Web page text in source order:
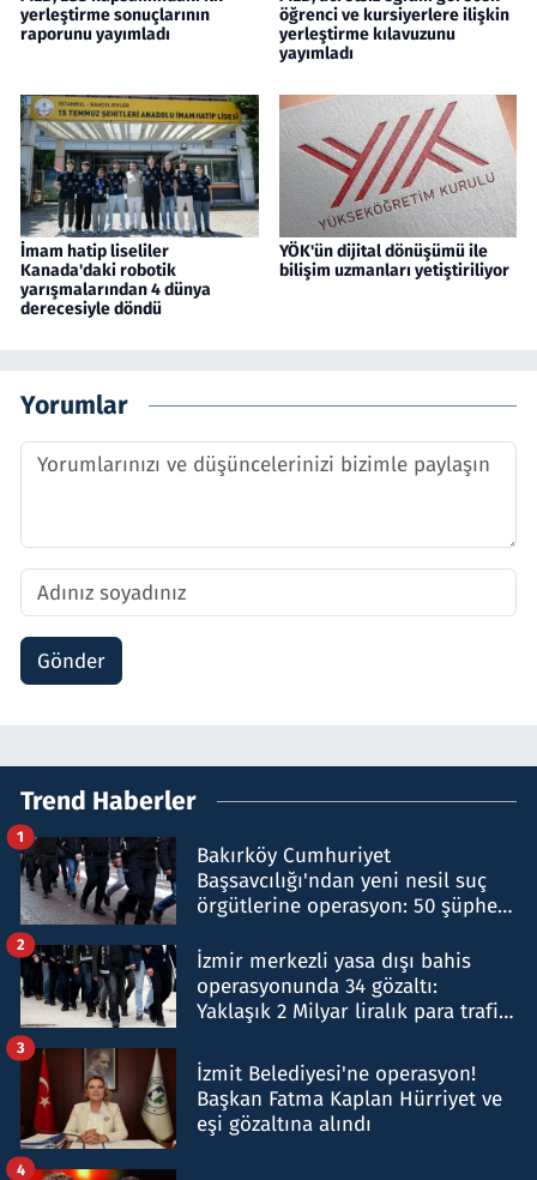
yerleştirme sonuçlarının
raporunu yayımladı
öğrenci ve kursiyerlere ilişkin
yerleştirme kılavuzunu
yayımladı
İmam hatip liseliler
Kanada'daki robotik
yarışmalarından 4 dünya
derecesiyle döndü
YÖK'ün dijital dönüşümü ile
bilişim uzmanları yetiştiriliyor
Yorumlar
Gönder
Trend Haberler
Bakırköy Cumhuriyet
Başsavcılığı'ndan yeni nesil suç
örgütlerine operasyon: 50 şüpheli
1
İzmir merkezli yasa dışı bahis
operasyonunda 34 gözaltı:
Yaklaşık 2 Milyar liralık para trafiği
2
İzmit Belediyesi'ne operasyon!
Başkan Fatma Kaplan Hürriyet ve
eşi gözaltına alındı
3
4